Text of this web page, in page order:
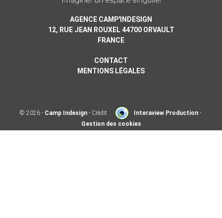
AGENCE CAMP'INDESIGN
12, RUE JEAN ROUXEL44700 ORVAULT
FRANCE
CONTACT
MENTIONS LÉGALES
© 2026 - Camp Indesign- Crédit : Interaview Production-
Gestion des cookies